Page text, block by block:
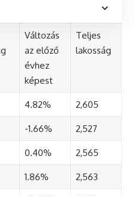
Változás
az előző
évhez
képest
Teljes
lakosság
4.82% 2,605
-1.66% 2,527
0.40% 2,565
1.86% 2,563